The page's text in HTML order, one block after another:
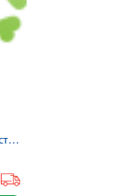
Фармстандарт-Лексредства ОАО